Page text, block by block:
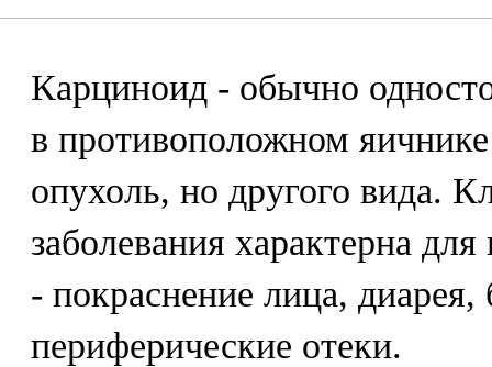
Карциноид - обычно
в противоположном
опухоль, но другого вида.
заболевания характерна
- покраснение лица, диарея,
периферические отеки.